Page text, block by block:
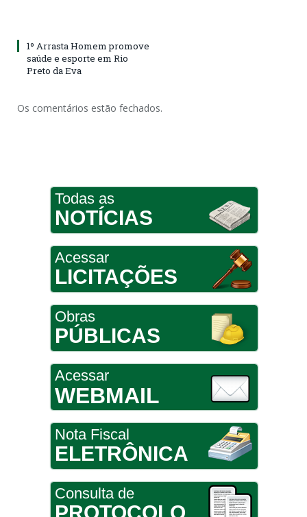
1º Arrasta Homem promove
saúde e esporte em Rio
Preto da Eva
Os comentários estão fechados.
Todas as
NOTÍCIAS
Acessar
LICITAÇÕES
Obras
PÚBLICAS
Acessar
WEBMAIL
Nota Fiscal
ELETRÔNICA
Consulta de